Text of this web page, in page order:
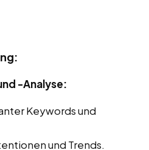
-Analyse:
Keywords und
und Trends.